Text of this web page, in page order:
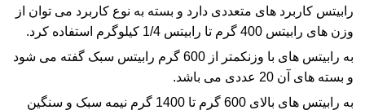
رابیتس کاربرد های متعددی دارد و بسته به نوع کاربرد می توان از
وزن های رابیتس رابیتس
به رابیتس های با وزنکمتر از 600 گرم رابیتس سبک گفته می شود
و بسته های آن 20 عددی می باشد.
به رابیتس
های بالای 600 گرم تا 1400 گرم نیمه سبک و سنگین